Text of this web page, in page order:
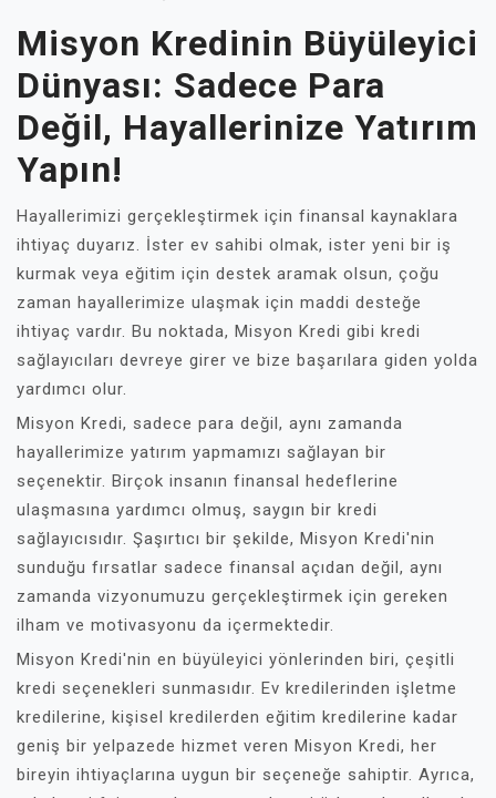
Misyon Kredinin Büyüleyici
Dünyası: Sadece Para
Değil, Hayallerinize Yatırım
Yapın!
Hayallerimizi gerçekleştirmek için finansal kaynaklara
ihtiyaç duyarız. İster ev sahibi olmak, ister yeni bir iş
kurmak veya eğitim için destek aramak olsun, çoğu
zaman hayallerimize ulaşmak için maddi desteğe
ihtiyaç vardır. Bu noktada, Misyon Kredi gibi kredi
sağlayıcıları devreye girer ve bize başarılara giden yolda
yardımcı olur.
Misyon Kredi, sadece para değil, aynı zamanda
hayallerimize yatırım yapmamızı sağlayan bir
seçenektir. Birçok insanın finansal hedeflerine
ulaşmasına yardımcı olmuş, saygın bir kredi
sağlayıcısıdır. Şaşırtıcı bir şekilde, Misyon Kredi'nin
sunduğu fırsatlar sadece finansal açıdan değil, aynı
zamanda vizyonumuzu gerçekleştirmek için gereken
ilham ve motivasyonu da içermektedir.
Misyon Kredi'nin en büyüleyici yönlerinden biri, çeşitli
kredi seçenekleri sunmasıdır. Ev kredilerinden işletme
kredilerine, kişisel kredilerden eğitim kredilerine kadar
geniş bir yelpazede hizmet veren Misyon Kredi, her
bireyin ihtiyaçlarına uygun bir seçeneğe sahiptir. Ayrıca,